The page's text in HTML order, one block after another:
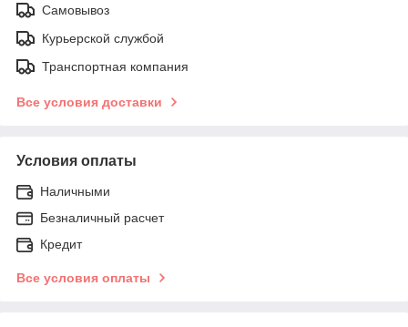
Самовывоз
Курьерской службой
Транспортная компания
Все условия доставки
Условия оплаты
Наличными
Безналичный расчет
Кредит
Все условия оплаты